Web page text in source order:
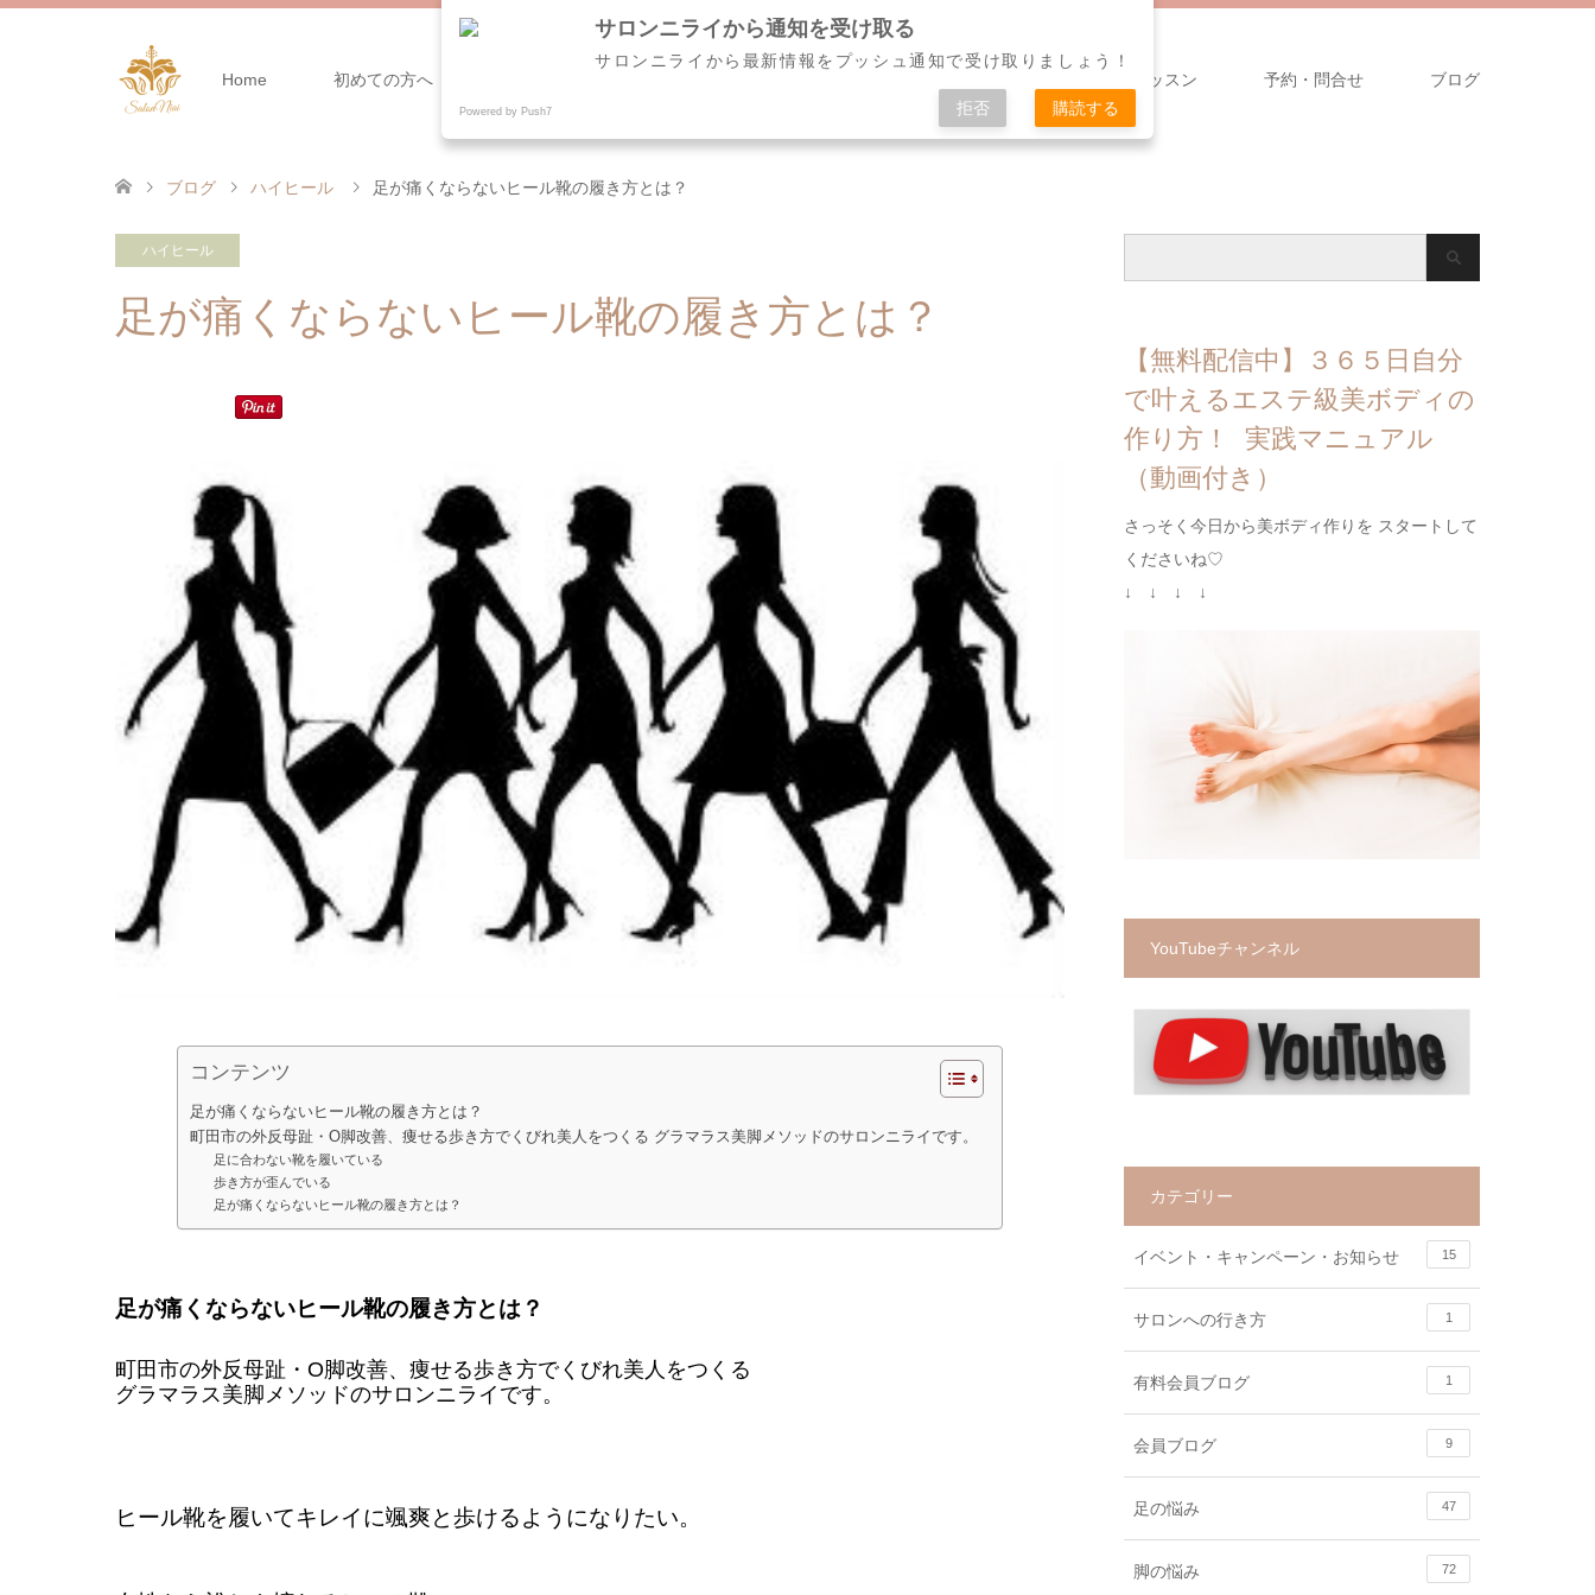
Home 初めての方へ 無料メールレッスン 予約・問合せ ブログ
ブログ ハイヒール 足が痛くならないヒール靴の履き方とは？
ハイヒール
足が痛くならないヒール靴の履き方とは？
コンテンツ
足が痛くならないヒール靴の履き方とは？
町田市の外反母趾・O脚改善、痩せる歩き方でくびれ美人をつくる グラマラス美脚メソッドのサロンニライです。
足に合わない靴を履いている
歩き方が歪んでいる
足が痛くならないヒール靴の履き方とは？
足が痛くならないヒール靴の履き方とは？
町田市の外反母趾・O脚改善、痩せる歩き方でくびれ美人をつくる
グラマラス美脚メソッドのサロンニライです。
ヒール靴を履いてキレイに颯爽と歩けるようになりたい。
【無料配信中】３６５日自分
で叶えるエステ級美ボディの
作り方！ 実践マニュアル
（動画付き）
さっそく今日から美ボディ作りを スタートして
くださいね♡
↓ ↓ ↓ ↓
YouTubeチャンネル
カテゴリー
イベント・キャンペーン・お知らせ 15
サロンへの行き方 1
有料会員ブログ 1
会員ブログ 9
足の悩み 47
脚の悩み 72
サロンニライから通知を受け取る
サロンニライから最新情報をプッシュ通知で受け取りましょう！
Powered by Push7 拒否 購読する